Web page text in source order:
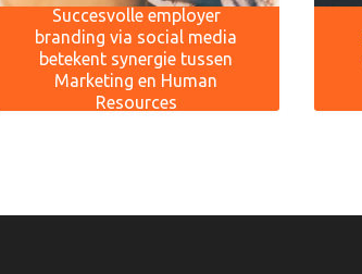
Succesvolle employer
branding via social media
betekent synergie tussen
Marketing en Human
Resources